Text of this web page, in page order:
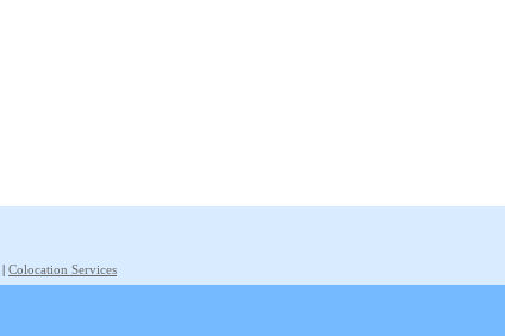
| Colocation Services